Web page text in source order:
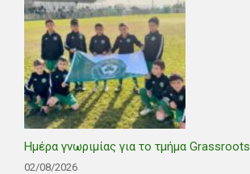
Ημέρα γνωριμίας για το τμήμα Grassroots
02/08/2026